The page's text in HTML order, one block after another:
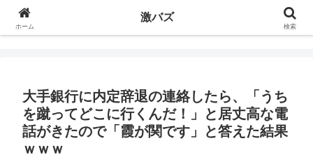
大手銀行に内定辞退の連絡したら、「うち
を蹴ってどこに行くんだ！」と居丈高な電
話がきたので「霞が関です」と答えた結果
ｗｗｗ
ホーム
激バズ
検索